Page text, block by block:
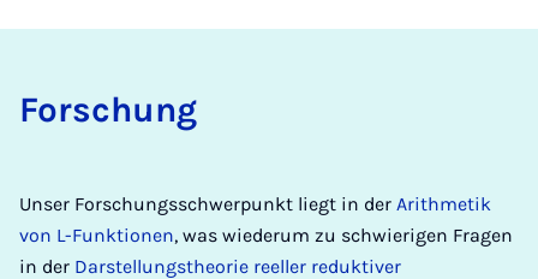
For­­schung
Unser Forschungsschwerpunkt liegt in der Arithmetik
von L-Funktionen, was wiederum zu schwierigen Fragen
in der Darstellungstheorie reeller reduktiver